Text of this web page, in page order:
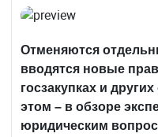
Отменяются
вводятся новые
госзакупках и
этом – в обзоре
юридическим